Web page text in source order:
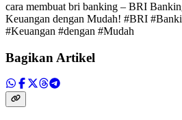
cara membuat bri banking – BRI
Keuangan dengan Mudah! #BRI
#Keuangan #dengan #Mudah
Bagikan Artikel